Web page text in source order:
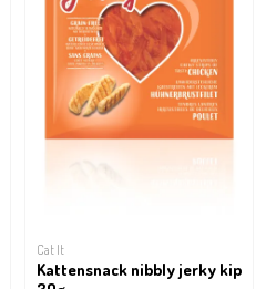
Cat It
Kattensnack nibbly jerky kip